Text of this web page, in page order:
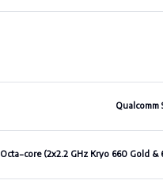
Qualcomm
Octa-core (2x2.2 GHz Kryo 660 Gold &